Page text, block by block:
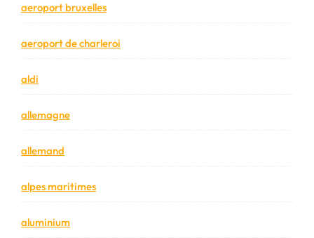
aeroport bruxelles
aeroport de charleroi
aldi
allemagne
allemand
alpes maritimes
aluminium